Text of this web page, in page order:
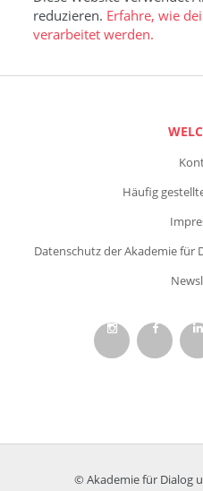
reduzieren. Erfahre, wie
verarbeitet werden.
Häufig
Datenschutz der Akademie für
© Akademie für Dialog